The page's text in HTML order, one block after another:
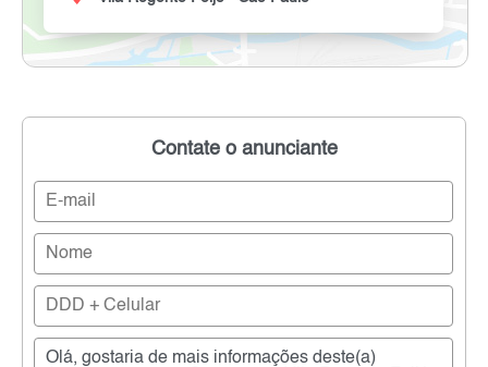
Contate o anunciante